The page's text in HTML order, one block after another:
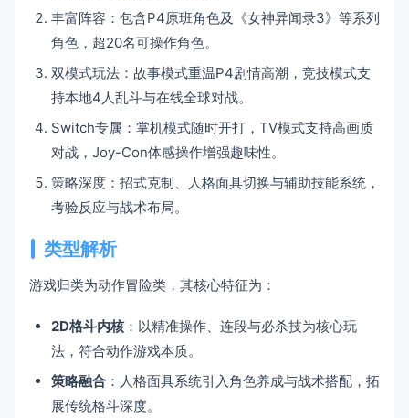
丰富阵容：包含P4原班角色及《女神异闻录3》等系列
角色，超20名可操作角色。
双模式玩法：故事模式重温P4剧情高潮，竞技模式支
持本地4人乱斗与在线全球对战。
Switch专属：掌机模式随时开打，TV模式支持高画质
对战，Joy-Con体感操作增强趣味性。
策略深度：招式克制、人格面具切换与辅助技能系统，
考验反应与战术布局。
类型解析
游戏归类为动作冒险类，其核心特征为：
2D格斗内核：以精准操作、连段与必杀技为核心玩
法，符合动作游戏本质。
策略融合 ：人格面具系统引入角色养成与战术搭配，拓
展传统格斗深度。